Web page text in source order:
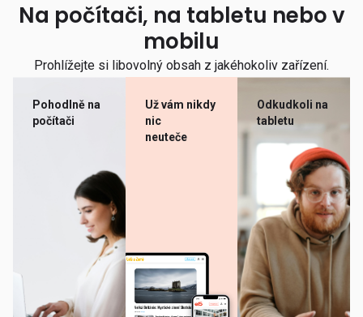
Na počítači, na tabletu nebo v
mobilu
Prohlížejte si libovolný obsah z jakéhokoliv zařízení.
Pohodlně na
počítači
Už vám nikdy
nic
neuteče
Odkudkoli na
tabletu